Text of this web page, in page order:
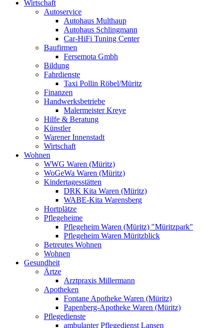
Wirtschaft
Autoservice
Autohaus Multhaup
Autohaus Schlingmann
Car-HiFi Tuning Center
Baufirmen
Fersemota Gmbh
Bildung
Fahrdienste
Taxi Pollin Röbel/Müritz
Finanzen
Handwerksbetriebe
Malermeister Kreye
Hilfe & Beratung
Künstler
Warener Innenstadt
Wirtschaft
Wohnen
WWG Waren (Müritz)
WoGeWa Waren (Müritz)
Kindertagesstätten
DRK Kita Waren (Müritz)
WABE-Kita Warensberg
Hortplätze
Pflegeheime
Pflegeheim Waren (Müritz) "Müritzpark"
Pflegeheim Waren Müritzblick
Betreutes Wohnen
Wohnen
Gesundheit
Ärtze
Arztpraxis Millermann
Apotheken
Fontane Apotheke Waren (Müritz)
Papenberg-Apotheke Waren (Müritz)
Pflegedienste
ambulanter Pflegedienst Lansen